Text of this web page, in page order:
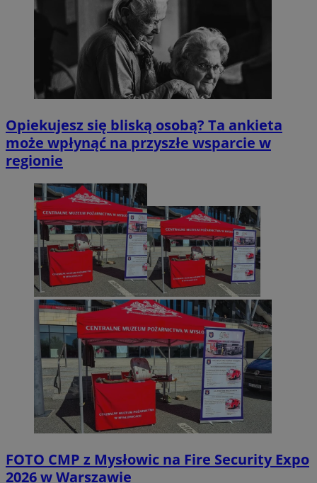
Opiekujesz się bliską osobą? Ta ankieta
może wpłynąć na przyszłe wsparcie w
regionie
FOTO CMP z Mysłowic na Fire Security Expo
2026 w Warszawie